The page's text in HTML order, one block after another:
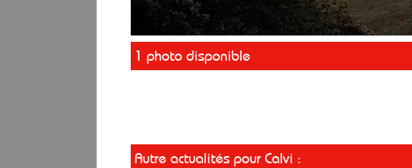
1 photo disponible
Autre actualités pour Calvi :